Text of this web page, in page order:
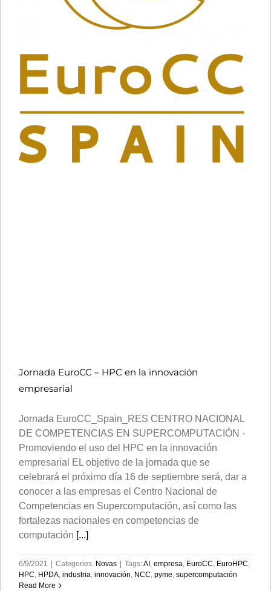
Jornada EuroCC – HPC en la innovación
empresarial
Jornada EuroCC_Spain_RES CENTRO NACIONAL
DE COMPETENCIAS EN SUPERCOMPUTACIÓN -
Promoviendo el uso del HPC en la innovación
empresarial EL objetivo de la jornada que se
celebrará el próximo día 16 de septiembre será, dar a
conocer a las empresas el Centro Nacional de
Competencias en Supercomputación, así como las
fortalezas nacionales en competencias de
computación [...]
6/9/2021 Categories: Novas Tags:AI , empresa, EuroCC, EuroHPC,
HPC, HPDA, industria, innovación, NCC, pyme, supercomputación
Read More